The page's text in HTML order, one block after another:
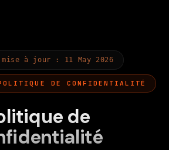
& SEO BRANDING
à jour : 11 May 2026
DE CONFIDENTIALITÉ
de